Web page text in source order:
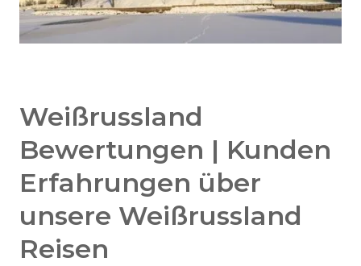
Weißrussland
Bewertungen | Kunden
Erfahrungen über
unsere Weißrussland
Reisen